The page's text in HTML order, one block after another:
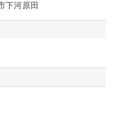
下河原田